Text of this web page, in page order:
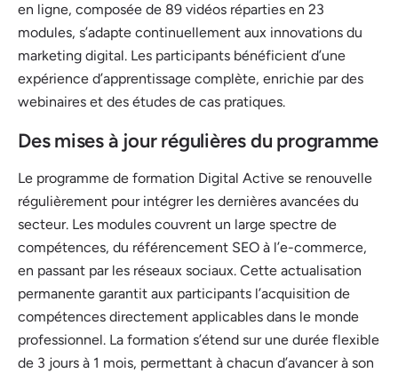
en ligne, composée de 89 vidéos réparties en 23
modules, s’adapte continuellement aux innovations du
marketing digital. Les participants bénéficient d’une
expérience d’apprentissage complète, enrichie par des
webinaires et des études de cas pratiques.
Des mises à jour régulières du programme
Le programme de formation Digital Active se renouvelle
régulièrement pour intégrer les dernières avancées du
secteur. Les modules couvrent un large spectre de
compétences, du référencement SEO à l’e-commerce,
en passant par les réseaux sociaux. Cette actualisation
permanente garantit aux participants l’acquisition de
compétences directement applicables dans le monde
professionnel. La formation s’étend sur une durée flexible
de 3 jours à 1 mois, permettant à chacun d’avancer à son